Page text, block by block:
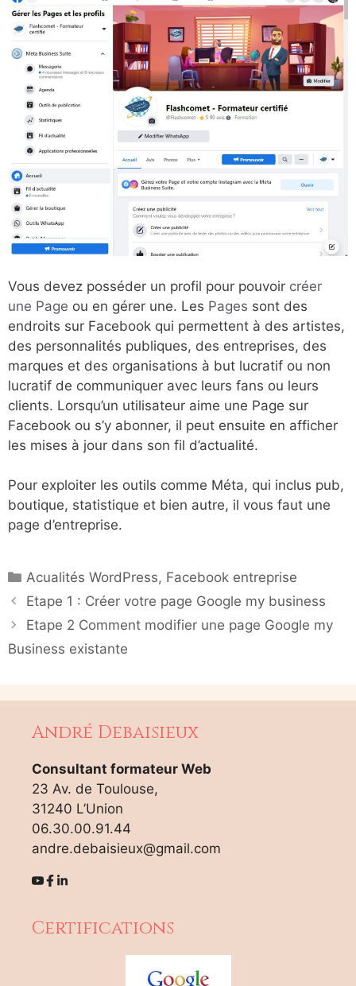
Vous devez posséder un profil pour pouvoir créer
une Page ou en gérer une. Les Pages sont des
endroits sur Facebook qui permettent à des artistes,
des personnalités publiques, des entreprises, des
marques et des organisations à but lucratif ou non
lucratif de communiquer avec leurs fans ou leurs
clients. Lorsqu’un utilisateur aime une Page sur
Facebook ou s’y abonner, il peut ensuite en afficher
les mises à jour dans son fil d’actualité.
Pour exploiter les outils comme Méta, qui inclus pub,
boutique, statistique et bien autre, il vous faut une
page d’entreprise.
Catégories
Acualités WordPress, Facebook entreprise
Etape 1 : Créer votre page Google my business
Etape 2 Comment modifier une page Google my
Business existante
André Debaisieux
Consultant formateur Web
23 Av. de Toulouse,
31240 L’Union
06.30.00.91.44
andre.debaisieux@gmail.com
Certifications